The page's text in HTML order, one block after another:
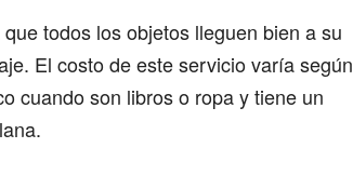
todos los objetos lleguen bien a su
El costo de este servicio varía según
cuando son libros o ropa y tiene un